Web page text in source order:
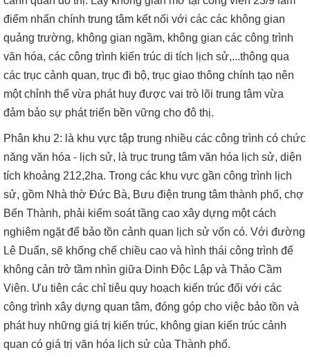
điểm nhấn chính trung tâm kết nối với các các không gian
quảng trường, không gian ngầm, không gian các công trình
văn hóa, các công trình kiến trúc di tích lịch sử,...thông qua
các trục cảnh quan, trục đi bộ, trục giao thông chính tạo nên
một chỉnh thể vừa phát huy được vai trò lõi trung tâm vừa
đảm bảo sự phát triển bền vững cho đô thị.
Phân khu 2: là khu vực tập trung nhiều các công trình có chức
năng văn hóa - lịch sử, là trục trung tâm văn hóa lịch sử, diện
tích khoảng 212,2ha. Trong các khu vực gần công trình lịch
sử, gồm Nhà thờ Đức Bà, Bưu điện trung tâm thành phố, chợ
Bến Thành, phải kiểm soát tầng cao xây dựng một cách
nghiêm ngặt để bảo tồn cảnh quan lịch sử vốn có. Với đường
Lê Duẩn, sẽ khống chế chiều cao và hình thái công trình để
không cản trở tầm nhìn giữa Dinh Độc Lập và Thảo Cầm
Viên. Ưu tiên các chỉ tiêu quy hoạch kiến trúc đối với các
công trình xây dựng quan tâm, đóng góp cho việc bảo tồn và
phát huy những giá trị kiến trúc, không gian kiến trúc cảnh
quan có giá trị văn hóa lịch sử của Thành phố.